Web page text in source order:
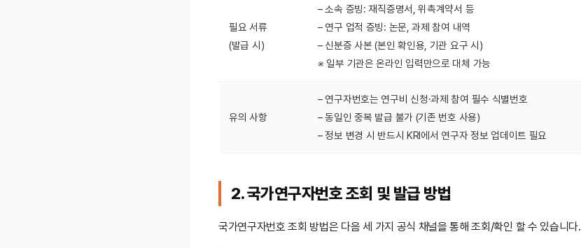
필요 서류
(발급 시)
– 소속 증빙: 재직증명서, 위촉계약서 등
– 연구 업적 증빙: 논문, 과제 참여 내역
– 신분증 사본 (본인 확인용, 기관 요구 시)
※ 일부 기관은 온라인 입력만으로 대체 가능
유의 사항
– 연구자번호는 연구비 신청·과제 참여 필수 식별번호
– 동일인 중복 발급 불가 (기존 번호 사용)
– 정보 변경 시 반드시 KRI에서 연구자 정보 업데이트 필요
2. 국가연구자번호 조회 및 발급 방법
국가연구자번호 조회 방법은 다음 세 가지 공식 채널을 통해 조회/확인 할 수 있습니다.